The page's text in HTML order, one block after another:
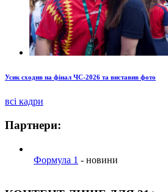
Усик сходив на фінал ЧС-2026 та виставив фото
всі кадри
Партнери:
Формула 1 - новини